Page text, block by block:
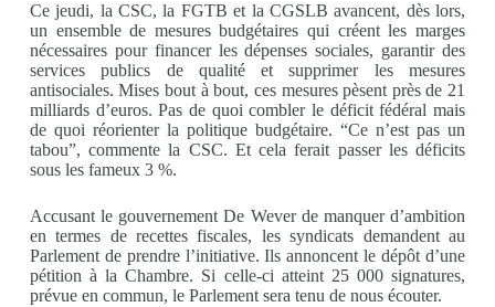
Ce jeudi, la CSC, la FGTB et la CGSLB avancent, dès lors,
un ensemble de mesures budgétaires qui créent les marges
nécessaires pour financer les dépenses sociales, garantir des
services publics de qualité et supprimer les mesures
antisociales. Mises bout à bout, ces mesures pèsent près de 21
milliards d’euros. Pas de quoi combler le déficit fédéral mais
de quoi réorienter la politique budgétaire. “Ce n’est pas un
tabou”, commente la CSC. Et cela ferait passer les déficits
sous les fameux 3 %.
Accusant le gouvernement De Wever de manquer d’ambition
en termes de recettes fiscales, les syndicats demandent au
Parlement de prendre l’initiative. Ils annoncent le dépôt d’une
pétition à la Chambre. Si celle-ci atteint 25 000 signatures,
prévue en commun, le Parlement sera tenu de nous écouter.